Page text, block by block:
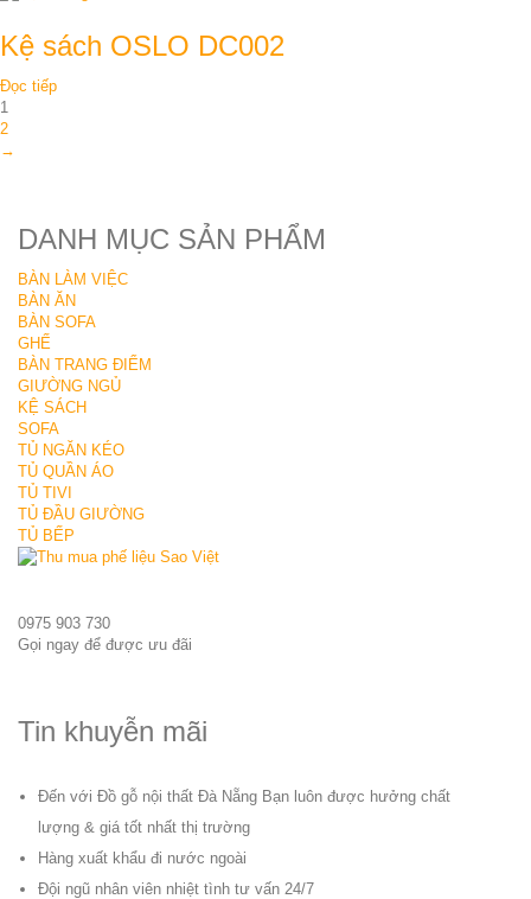
Kệ sách OSLO DC002
Đọc tiếp
1
2
→
DANH MỤC SẢN PHẨM
BÀN LÀM VIỆC
BÀN ĂN
BÀN SOFA
GHẾ
BÀN TRANG ĐIỂM
GIƯỜNG NGỦ
KỆ SÁCH
SOFA
TỦ NGĂN KÉO
TỦ QUẦN ÁO
TỦ TIVI
TỦ ĐẦU GIƯỜNG
TỦ BẾP
0975 903 730
Gọi ngay để được ưu đãi
Tin khuyễn mãi
Đến với Đồ gỗ nội thất Đà Nẵng Bạn luôn được hưởng chất
lượng & giá tốt nhất thị trường
Hàng xuất khẩu đi nước ngoài
Đội ngũ nhân viên nhiệt tình tư vấn 24/7